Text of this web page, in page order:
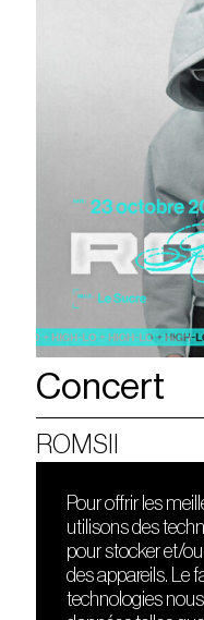
Concert
ROMSII
DÉCOUVRIR
Le lieu
Contact
Presse
Pour offrir les
utilisons des
pour stocker et/
des appareils. Le
technologies